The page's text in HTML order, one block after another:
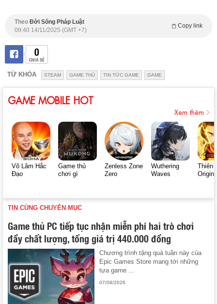
Theo Đời Sống Pháp Luật
Copy link
09:40 14/11/2025 (GMT +7)
0
CHIA SẺ
TỪ KHÓA STEAM GAME THỦ TIN TỨC GAME GAME
GAME MOBILE HOT
Xem thêm
Võ Lâm Hắc
Đạo
Game thủ
chơi gì
Zenless Zone
Zero
Wuthering
Waves
Thiên
Origin
TIN CÙNG CHUYÊN MỤC
Game thủ PC tiếp tục nhận miễn phí hai trò chơi
đầy chất lượng, tổng giá trị 440.000 đồng
Chương trình tặng quà tuần này của
Epic Games Store mang tới những
tựa game ...
07/08/2026